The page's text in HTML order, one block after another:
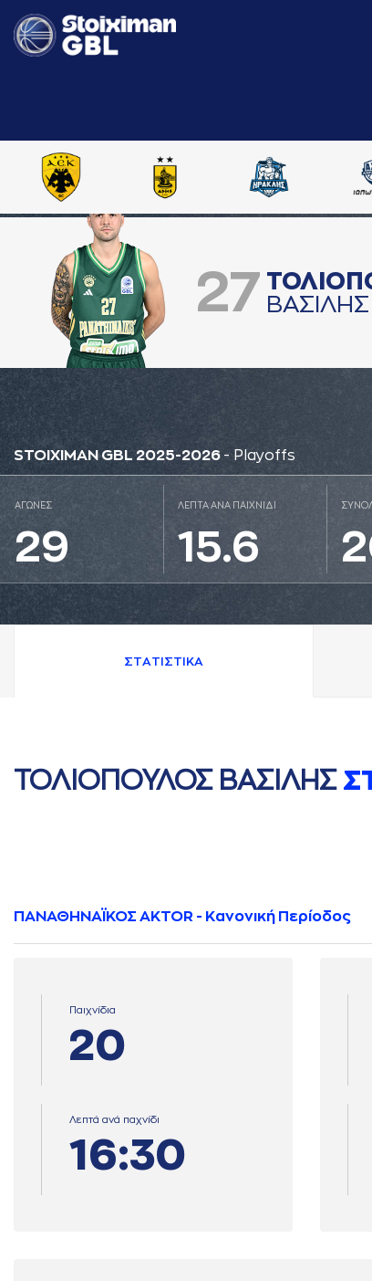
27 ΒAΣΙΛΗΣ
STOIXIMAN GBL 2025-2026 - Playoffs
ΑΓΩΝΕΣ
29
ΛΕΠΤΑ ΑΝΑ ΠΑΙΧΝΙΔΙ
15.6
ΣΤAΤΙΣΤΙΚA
ΤΟΛΙΟΠΟΥΛΟΣ ΒAΣΙΛΗΣ
ΠΑΝΑΘΗΝΑΪΚΟΣ AKTOR - Κανονική Περίοδος
Παιχνίδια
20
Λεπτά ανά παχνίδι
16:30